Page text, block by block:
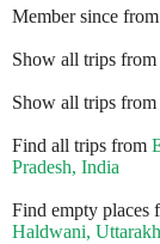
Member since
Show all trips from
Show all trips from
Find all trips from
Pradesh, India
Find empty places
Haldwani,